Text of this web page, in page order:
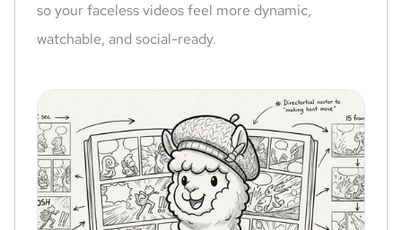
so your faceless videos feel more dynamic,
watchable, and social-ready.